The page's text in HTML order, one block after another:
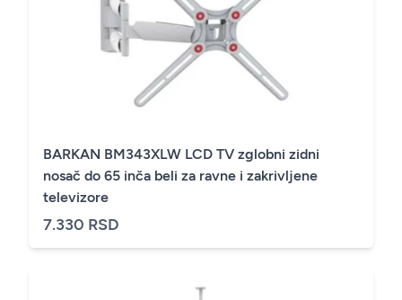
BARKAN BM343XLW LCD TV zglobni zidni
nosač do 65 inča beli za ravne i zakrivljene
televizore
7.330 RSD